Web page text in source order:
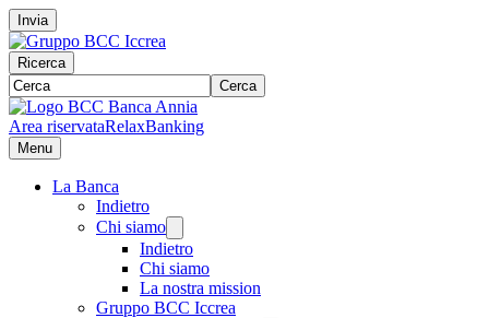
Invia
Ricerca
Cerca
Area riservataRelaxBanking
Menu
La Banca
Indietro
Chi siamo
Indietro
Chi siamo
La nostra mission
Gruppo BCC Iccrea